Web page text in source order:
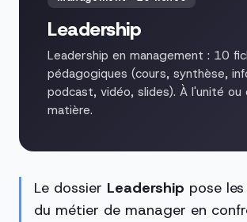
Leadership
Leadership en management : 10
pédagogiques (cours, synthèse,
podcast, vidéo, slides). À l'unité ou
matière.
Le dossier Leadership pose
du métier de manager en